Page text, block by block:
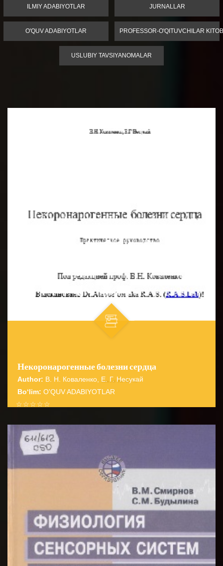
ILMIY ADABIYOTLAR JURNALLAR
O'QUV ADABIYOTLAR PROFESSOR-O'QITUVCHILAR
USLUBIY TAVSIYANOMALAR
Некоронарогенные болезни сердца
Author: В. Н. Коваленко, Е. Г. Несукай
Bo‘lim: O'QUV ADABIYOTLAR
☆
☆
☆
☆
☆
В книге изложены современные взгляды на
некоронарогенные болезни сердца, даны их
систематизация и методологические подхо...
BATAFSIL...